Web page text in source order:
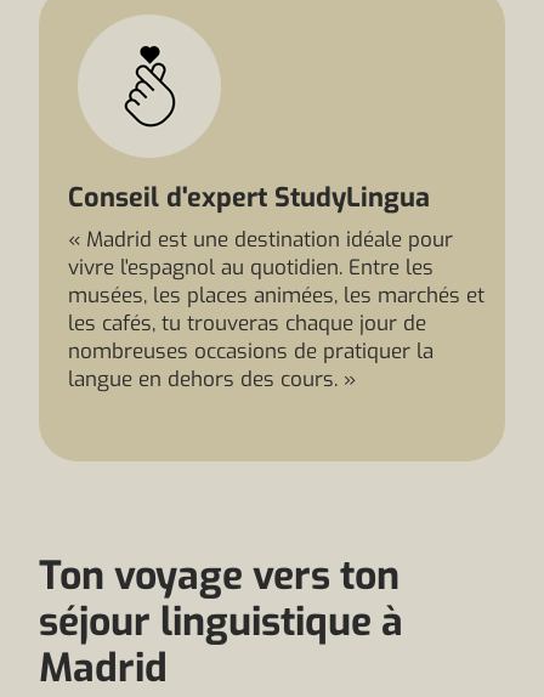
Conseil d'expert StudyLingua
« Madrid est une destination idéale pour
vivre l'espagnol au quotidien. Entre les
musées, les places animées, les marchés et
les cafés, tu trouveras chaque jour de
nombreuses occasions de pratiquer la
langue en dehors des cours. »
Ton voyage vers ton
séjour linguistique à
Madrid